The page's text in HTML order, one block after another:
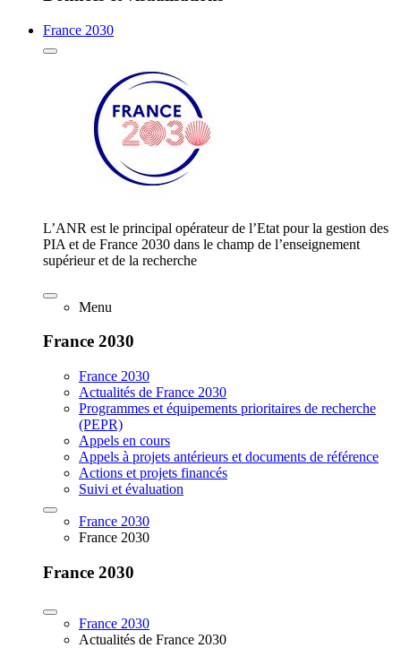
France 2030
L’ANR est le principal opérateur de l’Etat pour la gestion des
PIA et de France 2030 dans le champ de l’enseignement
supérieur et de la recherche
Menu
France 2030
France 2030
Actualités de France 2030
Programmes et équipements prioritaires de recherche
(PEPR)
Appels en cours
Appels à projets antérieurs et documents de référence
Actions et projets financés
Suivi et évaluation
France 2030
France 2030
France 2030
France 2030
Actualités de France 2030